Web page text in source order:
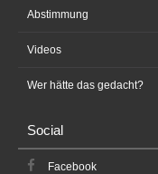
Abstimmung
Videos
Wer hätte das gedacht?
Social
Facebook